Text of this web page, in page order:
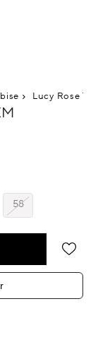
Lucy Rose
58